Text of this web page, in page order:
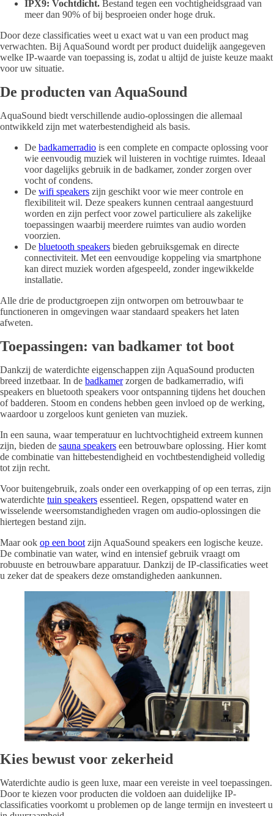
IPX9: Vochtdicht. Bestand tegen een vochtigheidsgraad van
meer dan 90% of bij besproeien onder hoge druk.
Door deze classificaties weet u exact wat u van een product mag
verwachten. Bij AquaSound wordt per product duidelijk aangegeven
welke IP-waarde van toepassing is, zodat u altijd de juiste keuze maakt
voor uw situatie.
De producten van AquaSound
AquaSound biedt verschillende audio-oplossingen die allemaal
ontwikkeld zijn met waterbestendigheid als basis.
De badkamerradio is een complete en compacte oplossing voor
wie eenvoudig muziek wil luisteren in vochtige ruimtes. Ideaal
voor dagelijks gebruik in de badkamer, zonder zorgen over
vocht of condens.
De wifi speakers zijn geschikt voor wie meer controle en
flexibiliteit wil. Deze speakers kunnen centraal aangestuurd
worden en zijn perfect voor zowel particuliere als zakelijke
toepassingen waarbij meerdere ruimtes van audio worden
voorzien.
De bluetooth speakers bieden gebruiksgemak en directe
connectiviteit. Met een eenvoudige koppeling via smartphone
kan direct muziek worden afgespeeld, zonder ingewikkelde
installatie.
Alle drie de productgroepen zijn ontworpen om betrouwbaar te
functioneren in omgevingen waar standaard speakers het laten
afweten.
Toepassingen: van badkamer tot boot
Dankzij de waterdichte eigenschappen zijn AquaSound producten
breed inzetbaar. In de badkamerzorgen de badkamerradio, wifi
speakers en bluetooth speakers voor ontspanning tijdens het douchen
of badderen. Stoom en condens hebben geen invloed op de werking,
waardoor u zorgeloos kunt genieten van muziek.
In een sauna, waar temperatuur en luchtvochtigheid extreem kunnen
zijn, bieden de sauna speakers een betrouwbare oplossing. Hier komt
de combinatie van hittebestendigheid en vochtbestendigheid volledig
tot zijn recht.
Voor buitengebruik, zoals onder een overkapping of op een terras, zijn
waterdichte tuin speakers essentieel. Regen, opspattend water en
wisselende weersomstandigheden vragen om audio-oplossingen die
hiertegen bestand zijn.
Maar ook op een boot zijn AquaSound speakers een logische keuze.
De combinatie van water, wind en intensief gebruik vraagt om
robuuste en betrouwbare apparatuur. Dankzij de IP-classificaties weet
u zeker dat de speakers deze omstandigheden aankunnen.
Kies bewust voor zekerheid
Waterdichte audio is geen luxe, maar een vereiste in veel toepassingen.
Door te kiezen voor producten die voldoen aan duidelijke IP-
classificaties voorkomt u problemen op de lange termijn en investeert u